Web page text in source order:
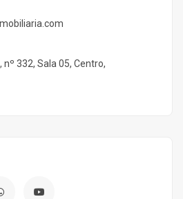
332, Sala 05, Centro,